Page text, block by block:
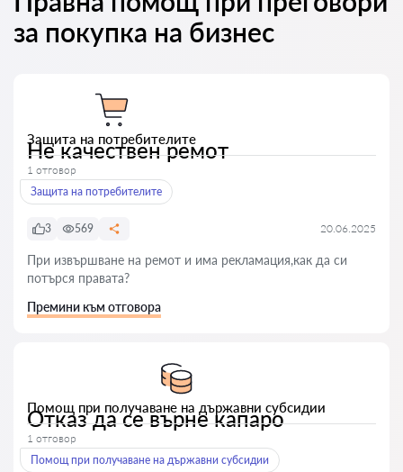
за покупка на бизнес
Защита на потребителите
Не качествен ремот
1 отговор
Защита на потребителите
3 569 20.06.2025
При извършване на ремот и има рекламация,как да си
потърся правата?
Премини към отговора
Помощ при получаване на държавни субсидии
Отказ да се върне капаро
1 отговор
Помощ при получаване на държавни субсидии